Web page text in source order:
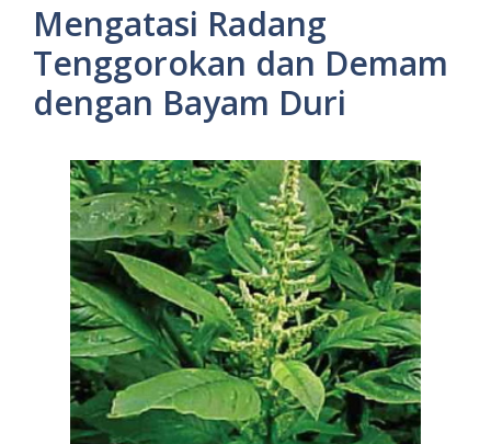
Mengatasi Radang
Tenggorokan dan Demam
dengan Bayam Duri